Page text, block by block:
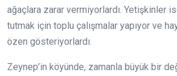
ağaçlara zarar vermiyorlardı. Yetişkinler
tutmak için toplu çalışmalar yapıyor ve
özen gösteriyorlardı.
Zeynep’in köyünde, zamanla büyük bir